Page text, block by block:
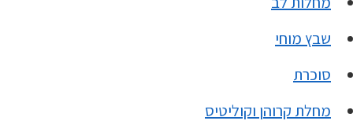
שבץ מוחי
סוכרת
מחלת קרוהן וקוליטיס